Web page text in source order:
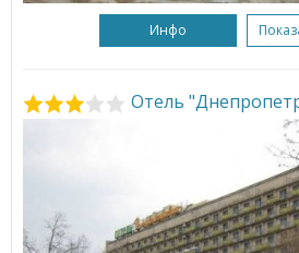
Инфо
Отель